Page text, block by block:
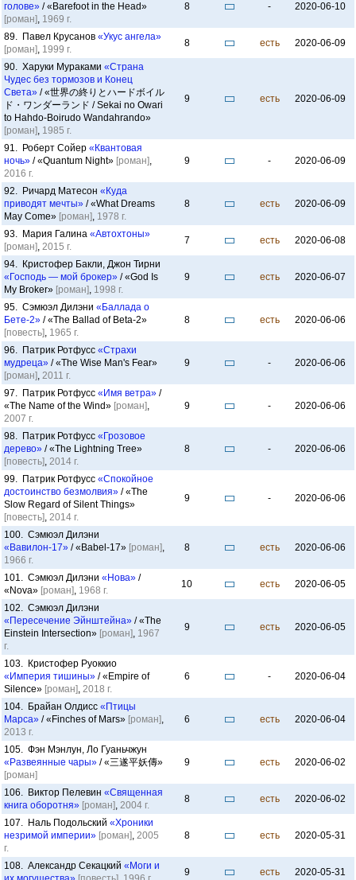
голове» / «Barefoot in the Head»
[роман], 1969 г.
8 - 2020-06-10
89. Павел Крусанов «Укус ангела»
[роман], 1999 г.
8 есть 2020-06-09
90. Харуки Мураками «Страна
Чудес без тормозов и Конец
Света» / «世界の終りとハードボイル
ド・ワンダーランド / Sekai no Owari
to Hahdo-Boirudo Wandahrando»
[роман], 1985 г.
9 есть 2020-06-09
91. Роберт Сойер «Квантовая
ночь» / «Quantum Night» [роман],
2016 г.
9 - 2020-06-09
92. Ричард Матесон «Куда
приводят мечты» / «What Dreams
May Come» [роман], 1978 г.
8 есть 2020-06-09
93. Мария Галина «Автохтоны»
[роман], 2015 г.
7 есть 2020-06-08
94. Кристофер Бакли, Джон Тирни
«Господь — мой брокер» / «God Is
My Broker» [роман], 1998 г.
9 есть 2020-06-07
95. Сэмюэл Дилэни «Баллада о
Бете-2» / «The Ballad of Beta-2»
[повесть], 1965 г.
8 есть 2020-06-06
96. Патрик Ротфусс «Страхи
мудреца» / «The Wise Man's Fear»
[роман], 2011 г.
9 - 2020-06-06
97. Патрик Ротфусс «Имя ветра» /
«The Name of the Wind» [роман],
2007 г.
9 - 2020-06-06
98. Патрик Ротфусс «Грозовое
дерево» / «The Lightning Tree»
[повесть], 2014 г.
8 - 2020-06-06
99. Патрик Ротфусс «Спокойное
достоинство безмолвия» / «The
Slow Regard of Silent Things»
[повесть], 2014 г.
9 - 2020-06-06
100. Сэмюэл Дилэни
«Вавилон-17» / «Babel-17» [роман],
1966 г.
8 есть 2020-06-06
101. Сэмюэл Дилэни «Нова» /
«Nova» [роман], 1968 г.
10 есть 2020-06-05
102. Сэмюэл Дилэни
«Пересечение Эйнштейна» / «The
Einstein Intersection» [роман], 1967
г.
9 есть 2020-06-05
103. Кристофер Руоккио
«Империя тишины» / «Empire of
Silence» [роман], 2018 г.
6 - 2020-06-04
104. Брайан Олдисс «Птицы
Марса» / «Finches of Mars» [роман],
2013 г.
6 есть 2020-06-04
105. Фэн Мэнлун, Ло Гуаньчжун
«Развеянные чары» / «三遂平妖傳»
[роман]
9 есть 2020-06-02
106. Виктор Пелевин «Священная
книга оборотня» [роман], 2004 г.
8 есть 2020-06-02
107. Наль Подольский «Хроники
незримой империи» [роман], 2005
г.
8 есть 2020-05-31
108. Александр Секацкий «Моги и
9 есть 2020-05-31